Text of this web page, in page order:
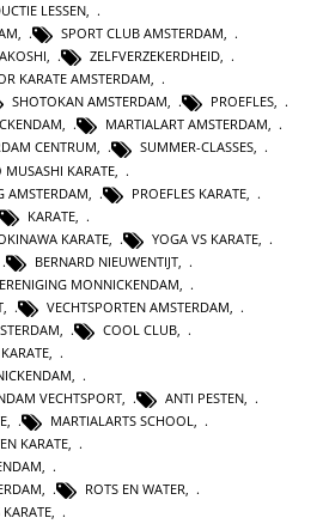
LESSEN,
, SPORT CLUB AMSTERDAM,
, ZELFVERZEKERDHEID,
KARATE AMSTERDAM,
SHOTOKAN AMSTERDAM, PROEFLES,
, MARTIALART AMSTERDAM,
CENTRUM, SUMMER-CLASSES,
KARATE
AMSTERDAM PROEFLES KARATE
KARATE
KARATE YOGA VS KARATE
BERNARD NIEUWENTIJT
MONNICKENDAM
VECHTSPORTEN AMSTERDAM
COOL CLUB
,
,
VECHTSPORT, ANTI PESTEN,
, MARTIALARTS SCHOOL,
KARATE,
,
, ROTS EN WATER,
KARATE,